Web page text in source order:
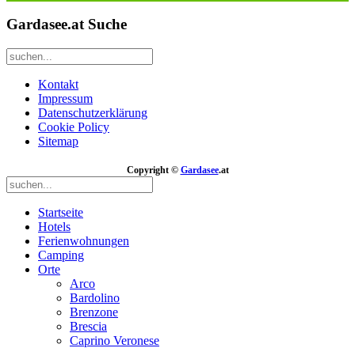
Gardasee.at Suche
Kontakt
Impressum
Datenschutzerklärung
Cookie Policy
Sitemap
Copyright © Gardasee.at
Startseite
Hotels
Ferienwohnungen
Camping
Orte
Arco
Bardolino
Brenzone
Brescia
Caprino Veronese